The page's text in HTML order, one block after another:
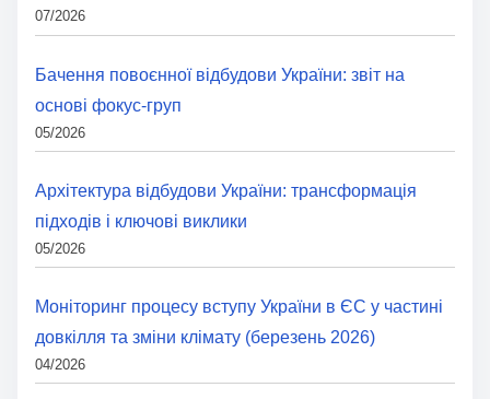
07/2026
Бачення повоєнної відбудови України: звіт на
основі фокус-груп
05/2026
Архітектура відбудови України: трансформація
підходів і ключові виклики
05/2026
Моніторинг процесу вступу України в ЄС у частині
довкілля та зміни клімату (березень 2026)
04/2026